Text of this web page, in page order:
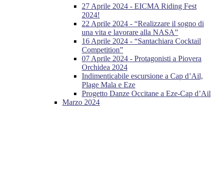
27 Aprile 2024 - EICMA Riding Fest
2024!
22 Aprile 2024 - “Realizzare il sogno di
una vita e lavorare alla NASA”
16 Aprile 2024 - “Santachiara Cocktail
Competition”
07 Aprile 2024 - Protagonisti a Piovera
Orchidea 2024
Indimenticabile escursione a Cap d’Ail,
Plage Mala e Eze
Progetto Danze Occitane a Eze-Cap d’Ail
Marzo 2024